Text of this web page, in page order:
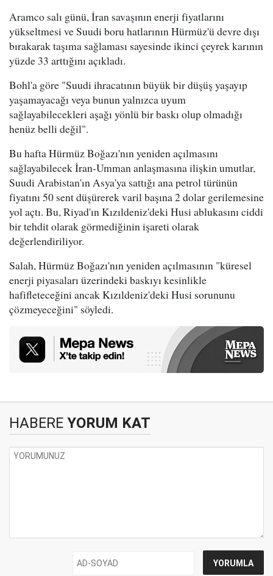
Aramco salı günü, İran savaşının enerji fiyatlarını
yükseltmesi ve Suudi boru hatlarının Hürmüz'ü devre dışı
bırakarak taşıma sağlaması sayesinde ikinci çeyrek karının
yüzde 33 arttığını açıkladı.
Bohl'a göre "Suudi ihracatının büyük bir düşüş yaşayıp
yaşamayacağı veya bunun yalnızca uyum
sağlayabilecekleri aşağı yönlü bir baskı olup olmadığı
henüz belli değil".
Bu hafta Hürmüz Boğazı'nın yeniden açılmasını
sağlayabilecek İran-Umman anlaşmasına ilişkin umutlar,
Suudi Arabistan'ın Asya'ya sattığı ana petrol türünün
fiyatını 50 sent düşürerek varil başına 2 dolar gerilemesine
yol açtı. Bu, Riyad'ın Kızıldeniz'deki Husi ablukasını ciddi
bir tehdit olarak görmediğinin işareti olarak
değerlendiriliyor.
Salah, Hürmüz Boğazı'nın yeniden açılmasının "küresel
enerji piyasaları üzerindeki baskıyı kesinlikle
hafifleteceğini ancak Kızıldeniz'deki Husi sorununu
çözmeyeceğini" söyledi.
HABERE YORUM KAT